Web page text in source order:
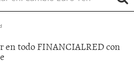
en todo FINANCIALRED con